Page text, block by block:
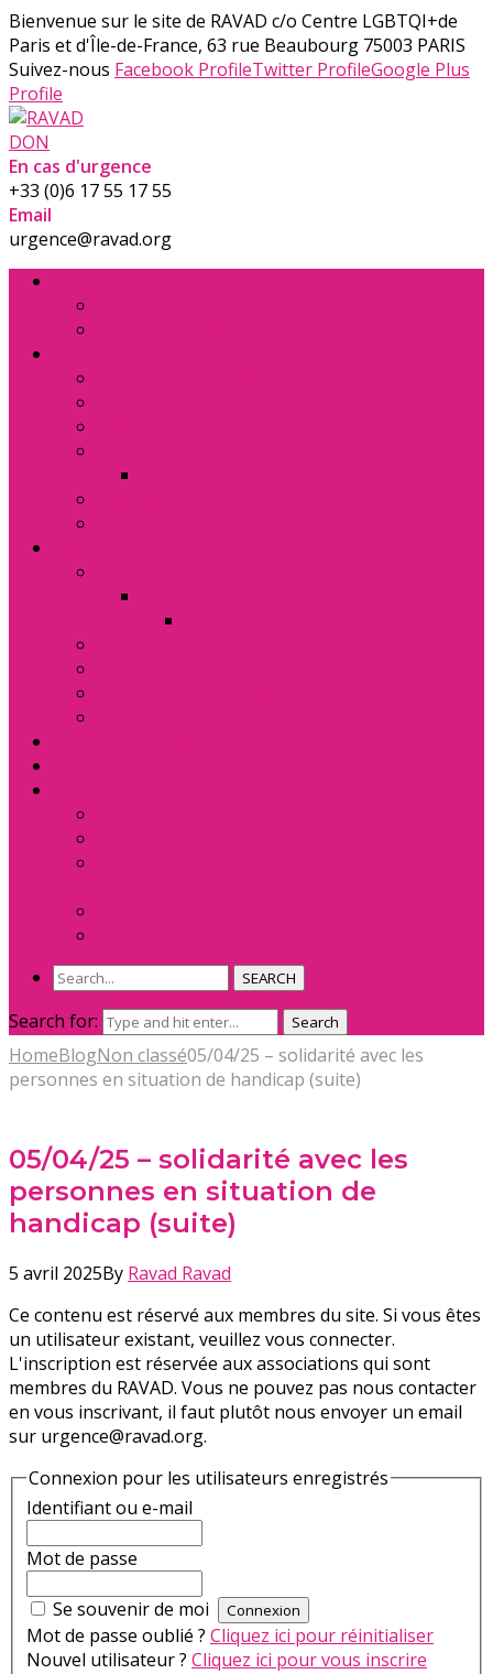
Bienvenue sur le site de RAVAD c/o Centre LGBTQI+de
Paris et d'Île-de-France, 63 rue Beaubourg 75003 PARIS
Suivez-nous Facebook ProfileTwitter ProfileGoogle Plus
Profile
DON
En cas d'urgence
+33 (0)6 17 55 17 55
Email
urgence@ravad.org
SEARCH
Search for: Search
HomeBlogNon classé05/04/25 – solidarité avec les
personnes en situation de handicap (suite)
05/04/25 – solidarité avec les
personnes en situation de
handicap (suite)
5 avril 2025By Ravad Ravad
Ce contenu est réservé aux membres du site. Si vous êtes
un utilisateur existant, veuillez vous connecter.
L'inscription est réservée aux associations qui sont
membres du RAVAD. Vous ne pouvez pas nous contacter
en vous inscrivant, il faut plutôt nous envoyer un email
sur urgence@ravad.org.
Connexion pour les utilisateurs enregistrés
Identifiant ou e-mail
Mot de passe
Se souvenir de moi
Mot de passe oublié ? Cliquez ici pour réinitialiser
Nouvel utilisateur ? Cliquez ici pour vous inscrire